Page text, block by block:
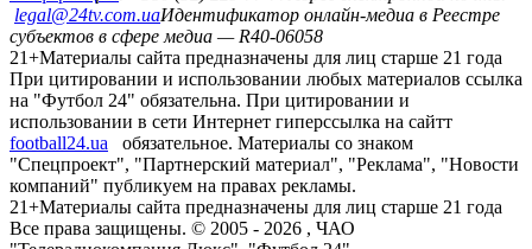
legal@24tv.com.uaИдентификатор онлайн-медиа в Реестре
субъектов в сфере медиа — R40-06058
21+Материалы сайта предназначены для лиц старше 21 года
При цитировании и использовании любых материалов ссылка
на "Футбол 24" обязательна. При цитировании и
использовании в сети Интернет гиперссылка на сайтт
football24.ua
обязательное. Материалы со знаком
"Спецпроект", "Партнерский материал", "Реклама", "Новости
компаний" публикуем на правах рекламы.
21+Материалы сайта предназначены для лиц старше 21 года
Все права защищены. © 2005 - 2026 , ЧАО